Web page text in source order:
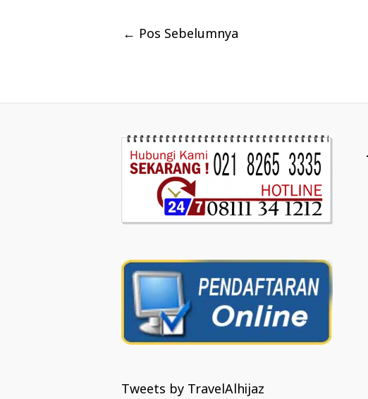
← Pos Sebelumnya
Tweets by TravelAlhijaz